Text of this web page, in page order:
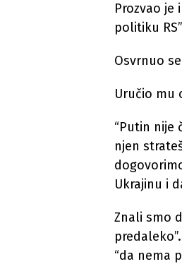
Prozvao je
politiku
Osvrnuo
Uručio mu
“Putin nije
njen
Ukrajinu i
Znali smo
“da nema